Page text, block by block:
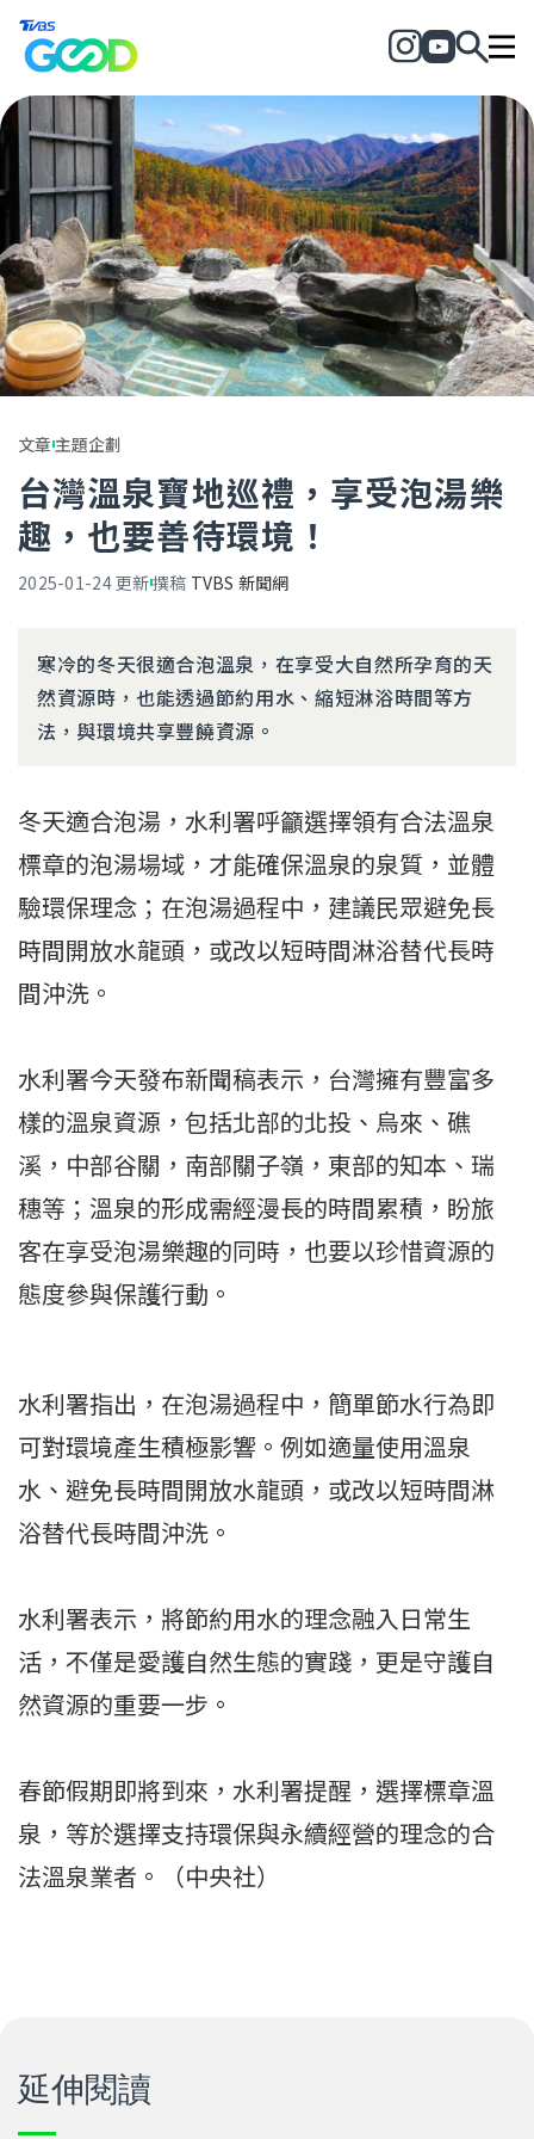
文章主題企劃
台灣溫泉寶地巡禮，享受泡湯樂
趣，也要善待環境！
2025-01-24更新撰稿 TVBS 新聞網
寒冷的冬天很適合泡溫泉，在享受大自然所孕育的天
然資源時，也能透過節約用水、縮短淋浴時間等方
法，與環境共享豐饒資源。
冬天適合泡湯，水利署呼籲選擇領有合法溫泉
標章的泡湯場域，才能確保溫泉的泉質，並體
驗環保理念；在泡湯過程中，建議民眾避免長
時間開放水龍頭，或改以短時間淋浴替代長時
間沖洗。
水利署今天發布新聞稿表示，台灣擁有豐富多
樣的溫泉資源，包括北部的北投、烏來、礁
溪，中部谷關，南部關子嶺，東部的知本、瑞
穗等；溫泉的形成需經漫長的時間累積，盼旅
客在享受泡湯樂趣的同時，也要以珍惜資源的
態度參與保護行動。
水利署指出，在泡湯過程中，簡單節水行為即
可對環境產生積極影響。例如適量使用溫泉
水、避免長時間開放水龍頭，或改以短時間淋
浴替代長時間沖洗。
水利署表示，將節約用水的理念融入日常生
活，不僅是愛護自然生態的實踐，更是守護自
然資源的重要一步。
春節假期即將到來，水利署提醒，選擇標章溫
泉，等於選擇支持環保與永續經營的理念的合
法溫泉業者。（中央社）
延伸閱讀